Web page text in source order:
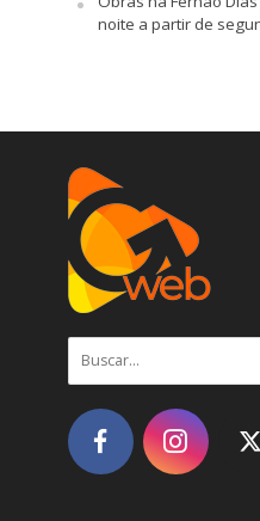
noite a partir de